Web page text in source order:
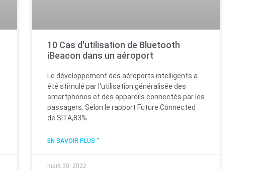
10 Cas d'utilisation de Bluetooth
iBeacon dans un aéroport
Le développement des aéroports intelligents a
été stimulé par l'utilisation généralisée des
smartphones et des appareils connectés par les
passagers. Selon le rapport Future Connected
de SITA,83%
EN SAVOIR PLUS "
mars 30, 2022